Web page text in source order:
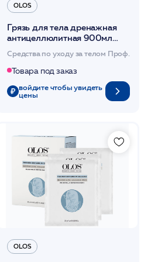
OLOS
Грязь для тела дренажная
антицеллюлитная 900мл
Средства по уходу за телом Проф.
Товара под заказ
войдите чтобы увидеть
цены
OLOS